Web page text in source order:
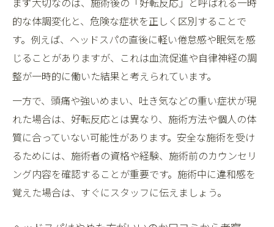
的な体調変化と、危険な症状を正しく区別することで
す。例えば、ヘッドスパの直後に軽い倦怠感や眠気を感
じることがありますが、これは血流促進や自律神経の調
整が一時的に働いた結果と考えられています。
一方で、頭痛や強いめまい、吐き気などの重い症状が現
れた場合は、好転反応とは異なり、施術方法や個人の体
質に合っていない可能性があります。安全な施術を受け
るためには、施術者の資格や経験、施術前のカウンセリ
ング内容を確認することが重要です。施術中に違和感を
覚えた場合は、すぐにスタッフに伝えましょう。